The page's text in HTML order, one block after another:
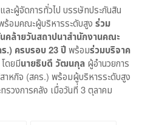
ละผู้จัดการทั่วไป บรรษัทประกันสิน
ร้อมคณะผู้บริหารระดับสูง ร่วม
คล้ายวันสถาปนาสำนักงานคณะ
.) ครบรอบ 23 ปีพร้อมร่วมบริจาค
โดยมีนายธิบดี วัฒนกุล ผู้อำนวยการ
าหกิจ (สคร.) พร้อมผู้บริหารระดับสูง
รวงการคลัง เมื่อวันที่ 3 ตุลาคม